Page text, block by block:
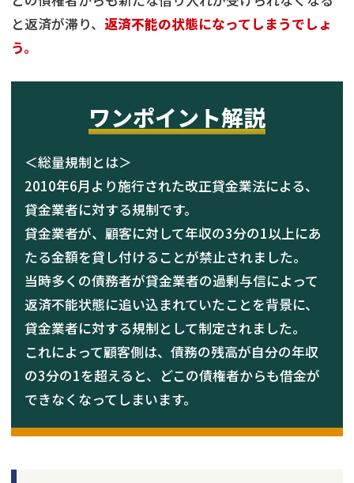
と返済が滞り、 返済不能の状態になってしまうでしょ
う。
ワンポイント解説
＜総量規制とは＞
2010年6月より施行された改正貸金業法による、
貸金業者に対する規制です。
貸金業者が、顧客に対して年収の3分の1以上にあ
たる金額を貸し付けることが禁止されました。
当時多くの債務者が貸金業者の過剰与信によって
返済不能状態に追い込まれていたことを背景に、
貸金業者に対する規制として制定されました。
これによって顧客側は、債務の残高が自分の年収
の3分の1を超えると、どこの債権者からも借金が
できなくなってしまいます。